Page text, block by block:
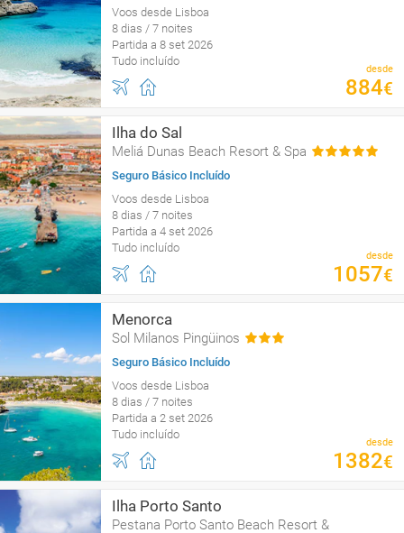
Voos desde Lisboa
8 dias / 7 noites
Partida a 8 set 2026
Tudo incluído
desde
884€
Ilha do Sal
Meliá Dunas Beach Resort & Spa
Seguro Básico Incluído
Voos desde Lisboa
8 dias / 7 noites
Partida a 4 set 2026
Tudo incluído
desde
1057€
Menorca
Sol Milanos Pingüinos
Seguro Básico Incluído
Voos desde Lisboa
8 dias / 7 noites
Partida a 2 set 2026
Tudo incluído
desde
1382€
Ilha Porto Santo
Pestana Porto Santo Beach Resort &